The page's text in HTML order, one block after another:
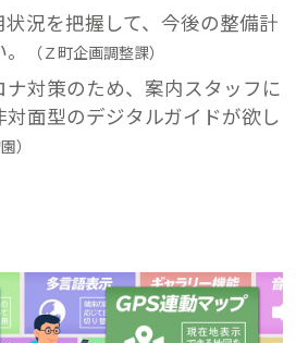
況を把握して、今後の整備計
（Ｚ町企画調整課）
ナ対策のため、案内スタッフに
面型のデジタルガイドが欲し
）